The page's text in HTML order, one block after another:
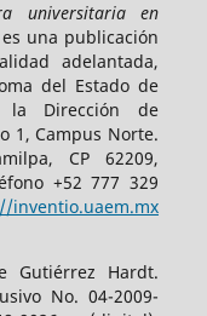
universitaria en
una publicación
adelantada,
del Estado de
la Dirección de
1, Campus Norte.
CP 62209,
+52 777 329
inventio.uaem.mx
Gutiérrez Hardt.
No. 04-2009-